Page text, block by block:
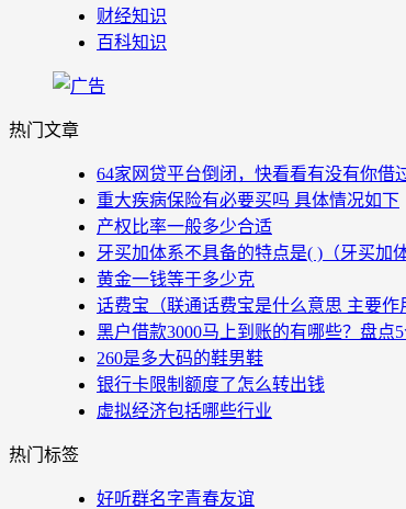
财经知识
百科知识
热门文章
64家网贷平台倒闭，快看看有没有你借
重大疾病保险有必要买吗 具体情况如下
产权比率一般多少合适
牙买加体系不具备的特点是( )（牙买加
黄金一钱等于多少克
话费宝（联通话费宝是什么意思 主要作
黑户借款3000马上到账的有哪些？盘点
260是多大码的鞋男鞋
银行卡限制额度了怎么转出钱
虚拟经济包括哪些行业
热门标签
好听群名字青春友谊